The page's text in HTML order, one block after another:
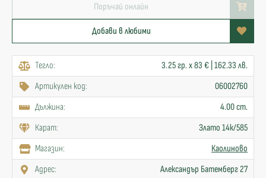
Поръчай онлайн
Добави в любими
Тегло:
3.25 гр. x 83 € | 162.33 лв.
Артикулен код:
06002760
Дължина:
4.00 cm.
Карат:
Злато 14к/585
Mагазин:
Каолиново
Адрес:
Александър Батемберг 27